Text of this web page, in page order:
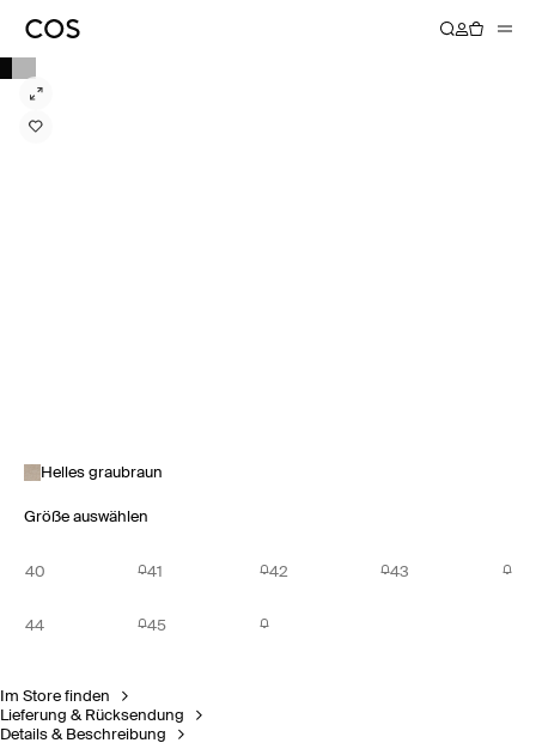
Helles graubraun
Größe auswählen
40 41 42 43
44 45
Im Store finden
Lieferung & Rücksendung
Details & Beschreibung